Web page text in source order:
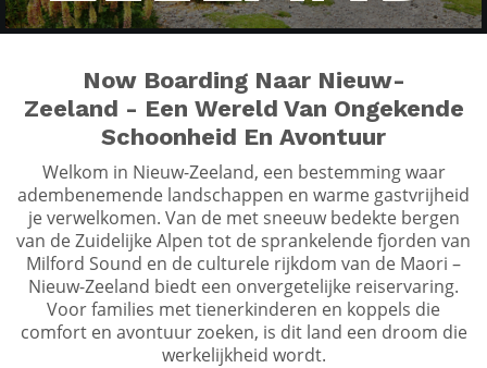
Now Boarding Naar Nieuw-
Zeeland - Een Wereld Van Ongekende
Schoonheid En Avontuur
Welkom in Nieuw-Zeeland, een bestemming waar
adembenemende landschappen en warme gastvrijheid
je verwelkomen. Van de met sneeuw bedekte bergen
van de Zuidelijke Alpen tot de sprankelende fjorden van
Milford Sound en de culturele rijkdom van de Maori –
Nieuw-Zeeland biedt een onvergetelijke reiservaring.
Voor families met tienerkinderen en koppels die
comfort en avontuur zoeken, is dit land een droom die
werkelijkheid wordt.